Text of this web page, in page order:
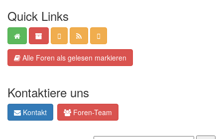
Quick Links
Alle Foren als gelesen markieren
Kontaktiere uns
Kontakt Foren-Team